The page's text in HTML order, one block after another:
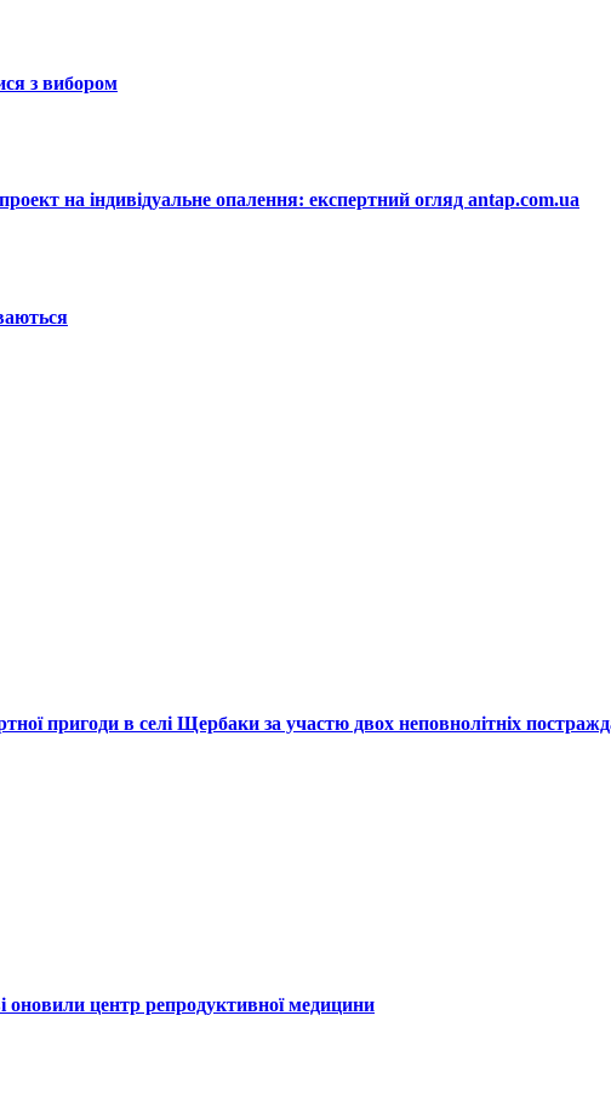
з вибором
на індивідуальне опалення: експертний огляд antap.com.ua
пригоди в селі Щербаки за участю двох неповнолітніх
оновили центр репродуктивної медицини